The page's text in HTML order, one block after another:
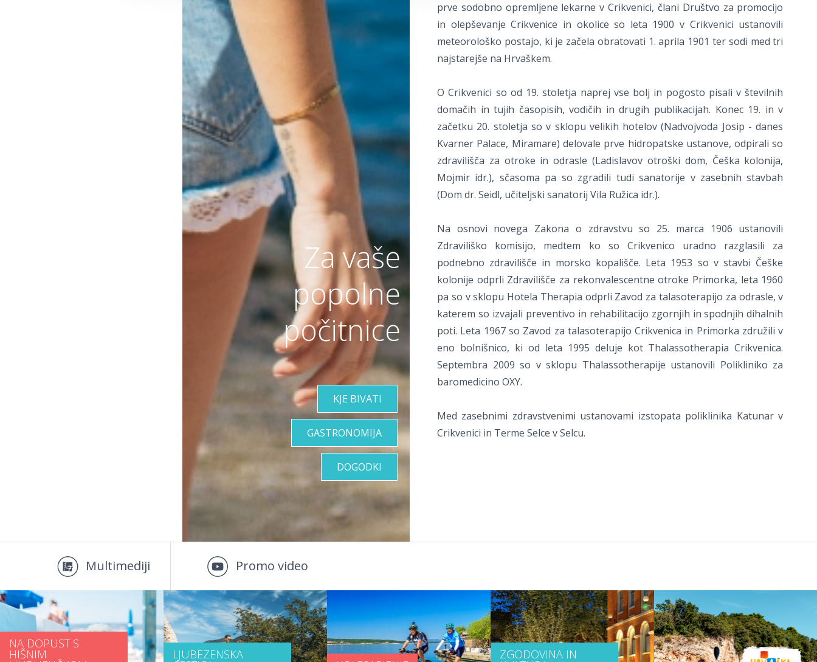
prve sodobno opremljene lekarne v Crikvenici, člani Društvo za promocijo
in olepševanje Crikvenice in okolice so leta 1900 v Crikvenici ustanovili
meteorološko postajo, ki je začela obratovati 1. aprila 1901 ter sodi med tri
najstarejše na Hrvaškem.
O Crikvenici so od 19. stoletja naprej vse bolj in pogosto pisali v številnih
domačih in tujih časopisih, vodičih in drugih publikacijah. Konec 19. in v
začetku 20. stoletja so v sklopu velikih hotelov (Nadvojvoda Josip - danes
Kvarner Palace, Miramare) delovale prve hidropatske ustanove, odpirali so
zdravilišča za otroke in odrasle (Ladislavov otroški dom, Češka kolonija,
Mojmir idr.), sčasoma pa so zgradili tudi sanatorije v zasebnih stavbah
(Dom dr. Seidl, učiteljski sanatorij Vila Ružica idr.).
Na osnovi novega Zakona o zdravstvu so 25. marca 1906 ustanovili
Zdraviliško komisijo, medtem ko so Crikvenico uradno razglasili za
podnebno zdravilišče in morsko kopališče. Leta 1953 so v stavbi Češke
kolonije odprli Zdravilišče za rekonvalescentne otroke Primorka, leta 1960
pa so v sklopu Hotela Therapia odprli Zavod za talasoterapijo za odrasle, v
katerem so izvajali preventivo in rehabilitacijo zgornjih in spodnjih dihalnih
poti. Leta 1967 so Zavod za talasoterapijo Crikvenica in Primorka združili v
eno bolnišnico, ki od leta 1995 deluje kot Thalassotherapia Crikvenica.
Septembra 2009 so v sklopu Thalassotherapije ustanovili Polikliniko za
baromedicino OXY.
Med zasebnimi zdravstvenimi ustanovami izstopata poliklinika Katunar v
Crikvenici in Terme Selce v Selcu.
Za vaše
popolne
počitnice
KJE BIVATI
GASTRONOMIJA
DOGODKI
Multimediji Promo video
NA DOPUST S
HIŠNIM LJUBEZENSKA ZGODOVINA IN